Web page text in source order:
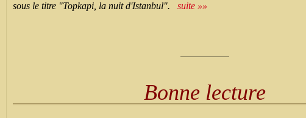
sous le titre "Topkapi, la nuit d'Istanbul". suite »»
Bonne lecture